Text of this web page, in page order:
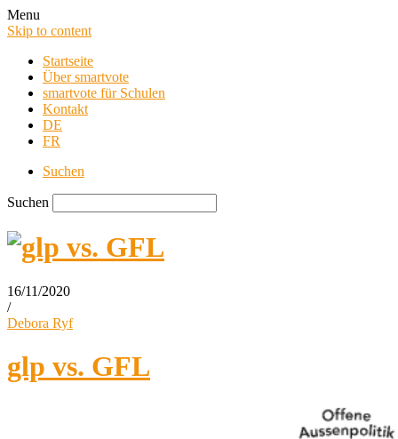
Menu
Skip to content
Startseite
Über smartvote
smartvote für Schulen
Kontakt
DE
FR
Suchen
Suchen
smartvote Blog
16/11/2020
/
Debora Ryf
glp vs. GFL